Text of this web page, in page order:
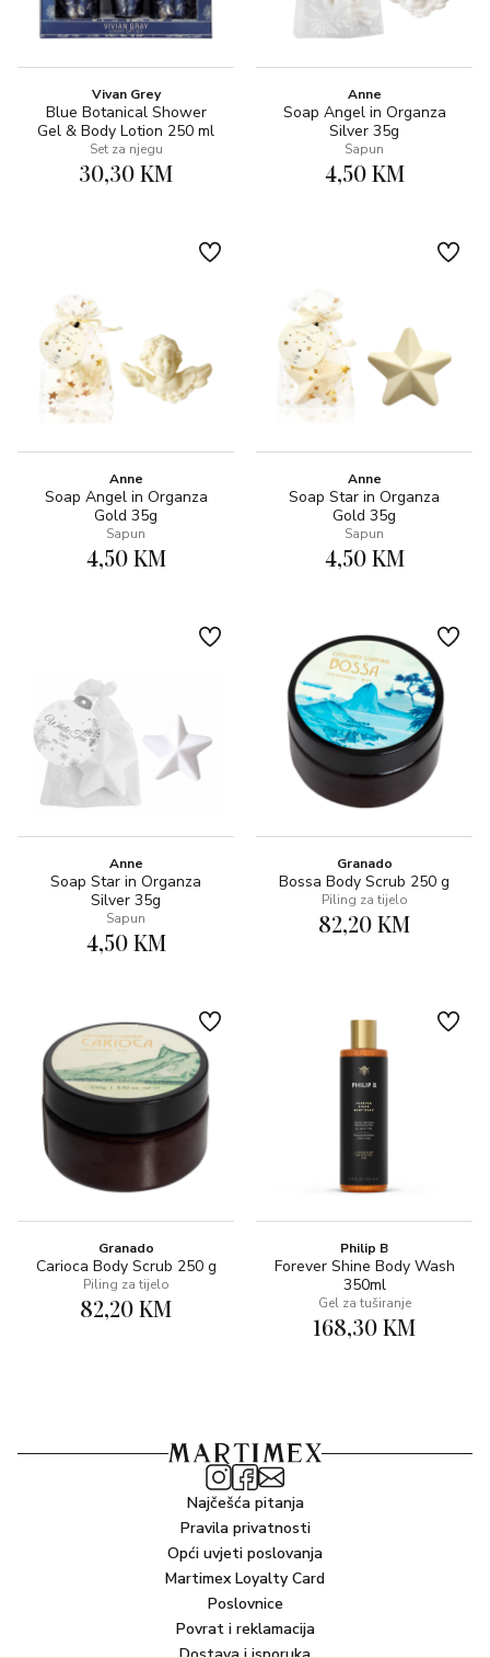
Vivan Grey
Blue Botanical Shower
Gel & Body Lotion 250 ml
Set za njegu
30,30 KM
Anne
Soap Angel in Organza
Silver 35g
Sapun
4,50 KM
Anne
Soap Angel in Organza
Gold 35g
Sapun
4,50 KM
Anne
Soap Star in Organza
Gold 35g
Sapun
4,50 KM
Anne
Soap Star in Organza
Silver 35g
Sapun
4,50 KM
Granado
Bossa Body Scrub 250 g
Piling za tijelo
82,20 KM
Granado
Carioca Body Scrub 250 g
Piling za tijelo
82,20 KM
Philip B
Forever Shine Body Wash
350ml
Gel za tuširanje
168,30 KM
Najčešća pitanja
Pravila privatnosti
Opći uvjeti poslovanja
Martimex Loyalty Card
Poslovnice
Povrat i reklamacija